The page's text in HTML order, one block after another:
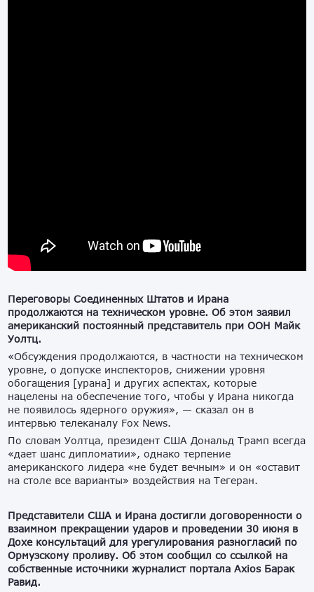
Переговоры Соединенных Штатов и Ирана
продолжаются на техническом уровне. Об этом заявил
американский постоянный представитель при ООН Майк
Уолтц.
«Обсуждения продолжаются, в частности на техническом
уровне, о допуске инспекторов, снижении уровня
обогащения [урана] и других аспектах, которые
нацелены на обеспечение того, чтобы у Ирана никогда
не появилось ядерного оружия», — сказал он в
интервью телеканалу Fox News.
По словам Уолтца, президент США Дональд Трамп всегда
«дает шанс дипломатии», однако терпение
американского лидера «не будет вечным» и он «оставит
на столе все варианты» воздействия на Тегеран.
Представители США и Ирана достигли договоренности о
взаимном прекращении ударов и проведении 30 июня в
Дохе консультаций для урегулирования разногласий по
Ормузскому проливу. Об этом сообщил со ссылкой на
собственные источники журналист портала Axios Барак
Равид.